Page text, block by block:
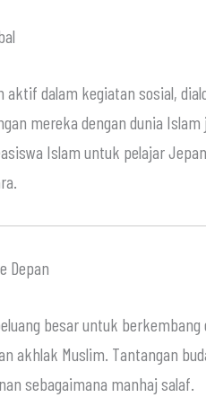
dalam kegiatan sosial,
mereka dengan dunia
Islam untuk pelajar
Depan
besar untuk berkembang
akhlak Muslim. Tantangan
sebagaimana manhaj salaf.